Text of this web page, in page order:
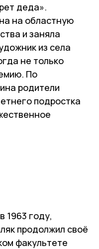
деда».
на областную
и заняла
из села
не только
По
родители
подростка
1963 году,
продолжил своё
факультете